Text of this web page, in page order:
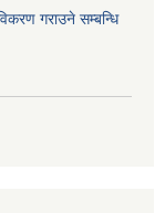
गराउने सम्बन्धि